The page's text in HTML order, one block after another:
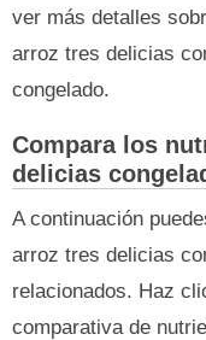
ver más detalles
arroz tres delicias
congelado.
Compara los
delicias
A continuación
arroz tres delicias
relacionados. Haz
comparativa de